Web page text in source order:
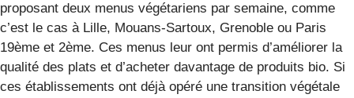
proposant deux menus végétariens par semaine, comme
c’est le cas à Lille, Mouans-Sartoux, Grenoble ou Paris
19ème et 2ème. Ces menus leur ont permis d’améliorer la
qualité des plats et d’acheter davantage de produits bio. Si
ces établissements ont déjà opéré une transition végétale